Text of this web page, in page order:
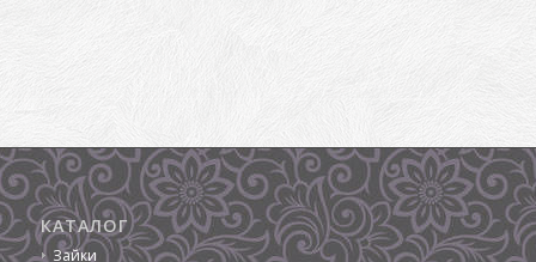
КАТАЛОГ
Зайки